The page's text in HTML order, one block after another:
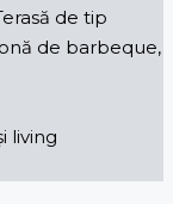
de tip
de barbeque,
living